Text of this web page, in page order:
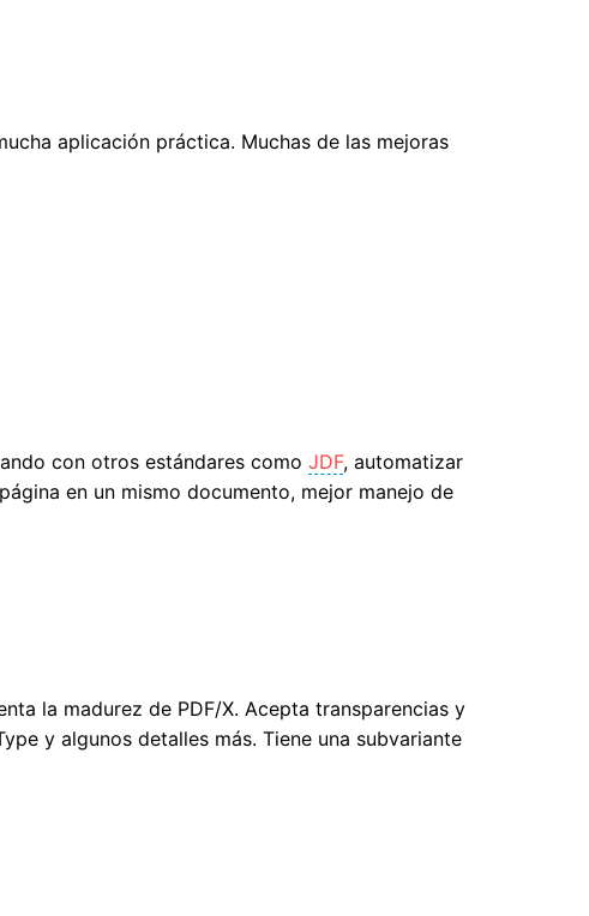
aplicación práctica. Muchas de las mejoras
con otros estándares como JDF, automatizar
en un mismo documento, mejor manejo de
la madurez de PDF/X. Acepta transparencias y
y algunos detalles más. Tiene una subvariante